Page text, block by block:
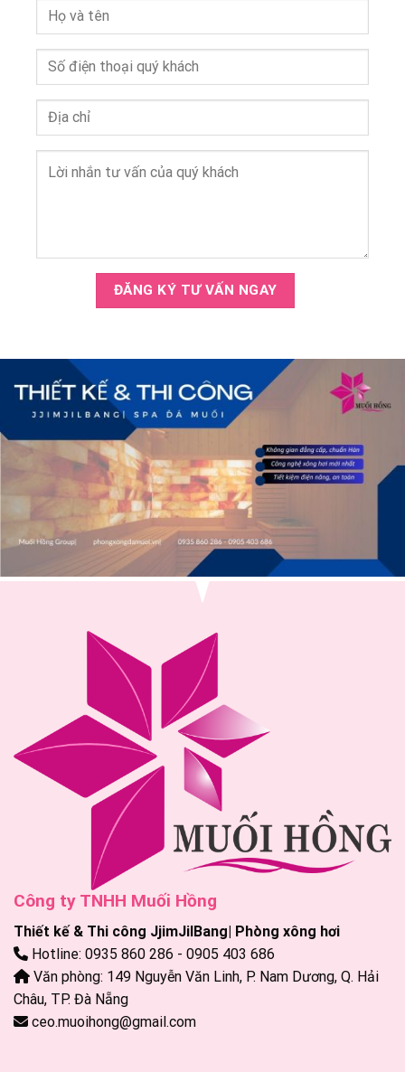
Công ty TNHH Muối Hồng
Thiết kế & Thi công JjimJilBang| Phòng xông hơi
Hotline: 0935 860 286 - 0905 403 686
Văn phòng: 149 Nguyễn Văn Linh, P. Nam Dương, Q. Hải
Châu, TP. Đà Nẵng
ceo.muoihong@gmail.com